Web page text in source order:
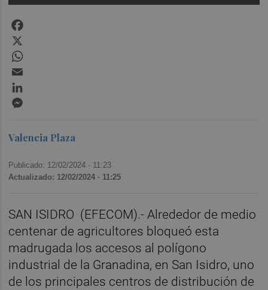
Valencia Plaza
Publicado: 12/02/2024 · 11:23
Actualizado: 12/02/2024 · 11:25
SAN ISIDRO (EFECOM).- Alrededor de medio
centenar de agricultores bloqueó esta
madrugada los accesos al polígono
industrial de la Granadina, en San Isidro, uno
de los principales centros de distribución de